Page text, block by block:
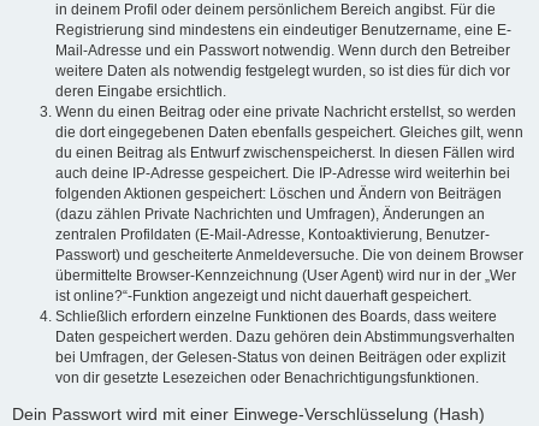
in deinem Profil oder deinem persönlichem Bereich angibst. Für die
Registrierung sind mindestens ein eindeutiger Benutzername, eine E-
Mail-Adresse und ein Passwort notwendig. Wenn durch den Betreiber
weitere Daten als notwendig festgelegt wurden, so ist dies für dich vor
deren Eingabe ersichtlich.
Wenn du einen Beitrag oder eine private Nachricht erstellst, so werden
die dort eingegebenen Daten ebenfalls gespeichert. Gleiches gilt, wenn
du einen Beitrag als Entwurf zwischenspeicherst. In diesen Fällen wird
auch deine IP-Adresse gespeichert. Die IP-Adresse wird weiterhin bei
folgenden Aktionen gespeichert: Löschen und Ändern von Beiträgen
(dazu zählen Private Nachrichten und Umfragen), Änderungen an
zentralen Profildaten (E-Mail-Adresse, Kontoaktivierung, Benutzer-
Passwort) und gescheiterte Anmeldeversuche. Die von deinem Browser
übermittelte Browser-Kennzeichnung (User Agent) wird nur in der „Wer
ist online?“-Funktion angezeigt und nicht dauerhaft gespeichert.
Schließlich erfordern einzelne Funktionen des Boards, dass weitere
Daten gespeichert werden. Dazu gehören dein Abstimmungsverhalten
bei Umfragen, der Gelesen-Status von deinen Beiträgen oder explizit
von dir gesetzte Lesezeichen oder Benachrichtigungsfunktionen.
Dein Passwort wird mit einer Einwege-Verschlüsselung (Hash)